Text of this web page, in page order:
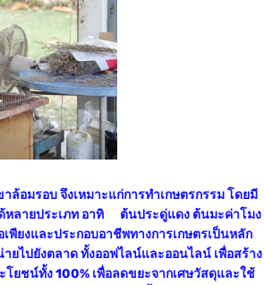
มรอบ จึงเหมาะแก่การทำเกษตรกรรม โดยมี
ลายประเภท อาทิ ต้นประดู่แดง ต้นมะค่าโมง
ยงและประกอบอาชีพทางการเกษตรเป็นหลัก
ไปยังตลาด ทั้งออฟไลน์และออนไลน์ เพื่อสร้าง
ยชน์ทั้ง 100% เพื่อลดขยะจากเศษวัสดุและใช้